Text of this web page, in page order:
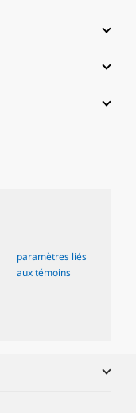
paramètres liés
aux témoins